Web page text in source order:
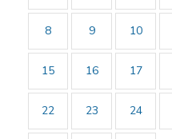
8 9 10
15 16 17
22 23 24